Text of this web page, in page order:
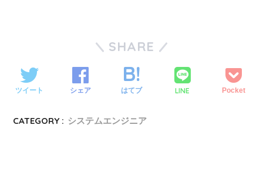
SHARE
ツイート シェア はてブ LINE Pocket
CATEGORY : システムエンジニア